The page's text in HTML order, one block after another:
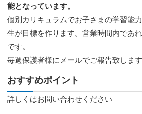
能となっています。
個別カリキュラムでお子さまの学習能
生が目標を作ります。営業時間内であ
です。
毎週保護者様にメールでご報告致します
おすすめポイント
詳しくはお問い合わせください